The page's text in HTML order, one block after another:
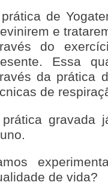
de
e
do
Essa
da prática
de
prática gravada
de vida?